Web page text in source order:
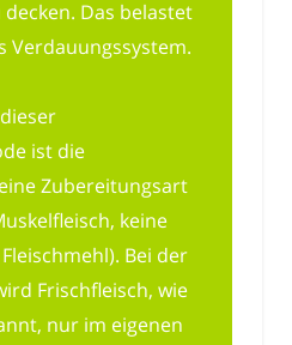
Das belastet
Verdauungssystem.
ist die
Zubereitungsart
keine
Bei der
Frischfleisch, wie
nur im eigenen